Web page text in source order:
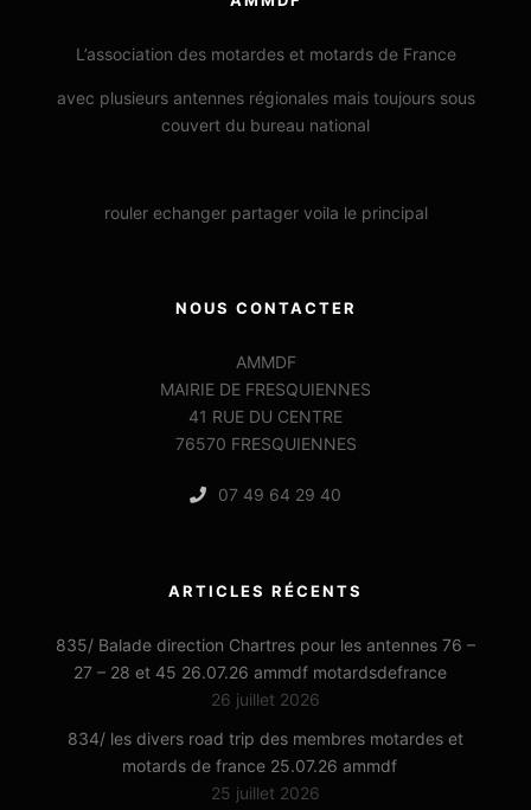
L’association des motardes et motards de France
avec plusieurs antennes régionales mais toujours sous
couvert du bureau national
rouler echanger partager voila le principal
NOUS CONTACTER
AMMDF
MAIRIE DE FRESQUIENNES
41 RUE DU CENTRE
76570 FRESQUIENNES
07 49 64 29 40
ARTICLES RÉCENTS
835/ Balade direction Chartres pour les antennes 76 –
27 – 28 et 45 26.07.26 ammdf motardsdefrance
26 juillet 2026
834/ les divers road trip des membres motardes et
motards de france 25.07.26 ammdf
25 juillet 2026